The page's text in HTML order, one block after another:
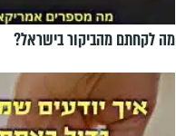
מה לקחתם מהביקור בישראל?